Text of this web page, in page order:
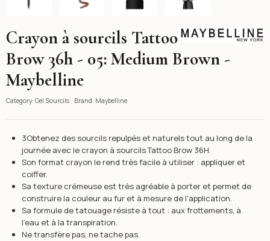
Maybelline
Crayon à sourcils Tattoo
Brow 36h - 05: Medium Brown -
Maybelline
Category: Gel Sourcils Brand: Maybelline
3Obtenez des sourcils repulpés et naturels tout au long de la
journée avec le crayon à sourcils Tattoo Brow 36H.
Son format crayon le rend très facile à utiliser : appliquer et
coiffer.
Sa texture crémeuse est très agréable à porter et permet de
construire la couleur au fur et à mesure de l'application.
Sa formule de tatouage résiste à tout : aux frottements, à
l'eau et à la transpiration.
Ne transfère pas, ne tache pas.